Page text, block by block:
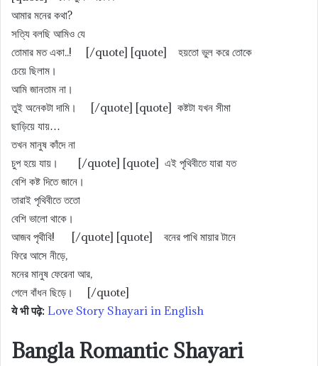
আমার মনের কথা?
সত্যি বলছি আমিও যে
তােমার মত একা..! [/quote] [quote] হয়তাে ভুল করে তােকে
চেয়ে ছিলাম।
আমি জানতাম না।
তুই অনেকটা দামি। [/quote] [quote] কষ্টটা যখন সীমা
ছাড়িয়ে যায়…
তখন মানুষ কাঁদে না
চুপ হয়ে যায়। [/quote] [quote] এই পৃথিবীতে যারা যত
বেশি কষ্ট দিতে জানে।
তারাই পৃথিবীতে ততো
বেশি ভালো থাকে।
আজব পৃথীবি! [/quote] [quote] বনের পাখি মায়ার টানে
ফিরে আসে নীড়ে,
মনের মানুষ ফেরেনা আর,
গেলে বাঁধন ছিড়ে। [/quote]
ये भी पढ़े: Love Story Shayari in English
Bangla Romantic Shayari